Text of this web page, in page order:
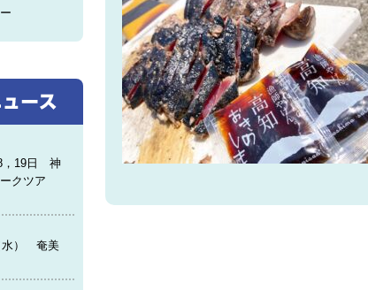
，19日 神
クツア
水） 奄美